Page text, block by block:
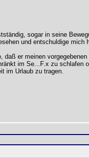
sogar in seine
und entschuldige mich
er meinen
im Se...F.x zu schlafen
im Urlaub zu tragen.